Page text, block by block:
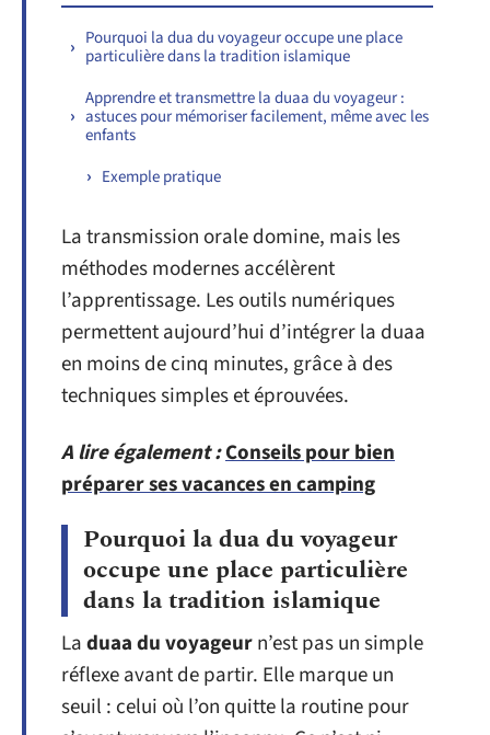
Pourquoi la dua du voyageur occupe une place
particulière dans la tradition islamique
Apprendre et transmettre la duaa du voyageur :
astuces pour mémoriser facilement, même avec les
enfants
Exemple pratique
La transmission orale domine, mais les
méthodes modernes accélèrent
l’apprentissage. Les outils numériques
permettent aujourd’hui d’intégrer la duaa
en moins de cinq minutes, grâce à des
techniques simples et éprouvées.
A lire également :Conseils pour bien
préparer ses vacances en camping
Pourquoi la dua du voyageur
occupe une place particulière
dans la tradition islamique
Laduaa du voyageurn’est pas un simple
réflexe avant de partir. Elle marque un
seuil : celui où l’on quitte la routine pour